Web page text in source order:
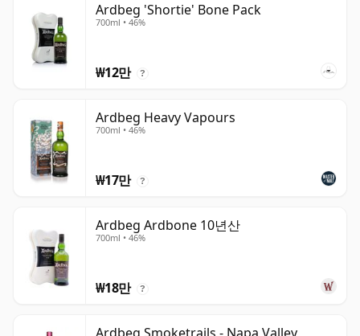
Ardbeg 'Shortie' Bone Pack
700ml • 46%
₩12만 ?
Ardbeg Heavy Vapours
700ml • 46%
₩17만 ?
Ardbeg Ardbone 10년산
700ml • 46%
₩18만 ?